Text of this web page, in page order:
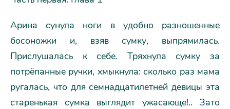
Арина сунула ноги в удобно разношенные
босоножки и, взяв сумку, выпрямилась.
Прислушалась к себе. Тряхнула сумку за
потрёпанные ручки, хмыкнула: сколько раз мама
ругалась, что для семнадцатилетней девицы эта
старенькая сумка выглядит ужасающе!.. Зато